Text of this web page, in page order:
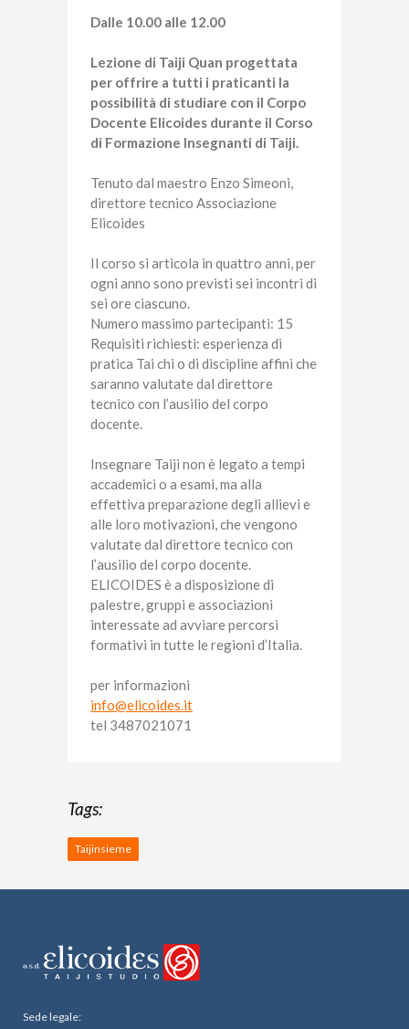
Dalle 10.00 alle 12.00
Lezione di Taiji Quan progettata
per offrire a tutti i praticanti la
possibilità di studiare con il Corpo
Docente Elicoides durante il Corso
di Formazione Insegnanti di Taiji.
Tenuto dal maestro Enzo Simeoni,
direttore tecnico Associazione
Elicoides
Il corso si articola in quattro anni, per
ogni anno sono previsti sei incontri di
sei ore ciascuno.
Numero massimo partecipanti: 15
Requisiti richiesti: esperienza di
pratica Tai chi o di discipline affini che
saranno valutate dal direttore
tecnico con l’ausilio del corpo
docente.
Insegnare Taiji non è legato a tempi
accademici o a esami, ma alla
effettiva preparazione degli allievi e
alle loro motivazioni, che vengono
valutate dal direttore tecnico con
l’ausilio del corpo docente.
ELICOIDES è a disposizione di
palestre, gruppi e associazioni
interessate ad avviare percorsi
formativi in tutte le regioni d’Italia.
per informazioni
info@elicoides.it
tel 3487021071
Tags:
Taijinsieme
Sede legale: